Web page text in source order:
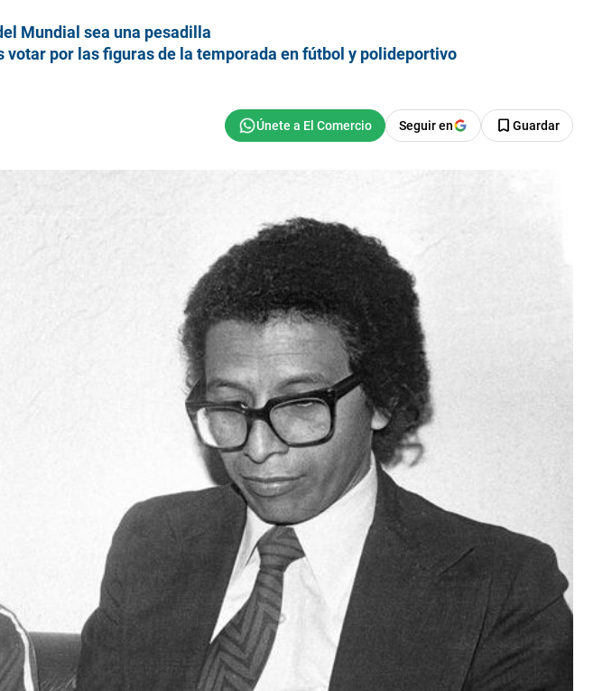
Mundial sea una pesadilla
votar por las figuras de la temporada en fútbol y polideportivo
Seguir en Guardar